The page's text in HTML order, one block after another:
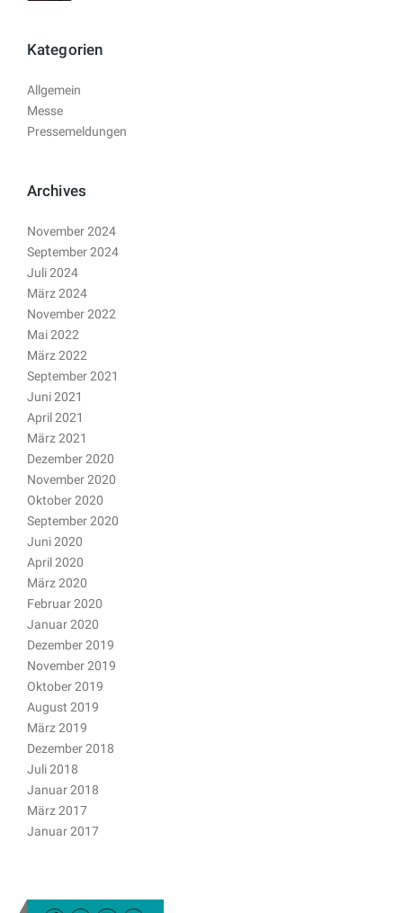
Kategorien
Allgemein
Messe
Pressemeldungen
Archives
November 2024
September 2024
Juli 2024
März 2024
November 2022
Mai 2022
März 2022
September 2021
Juni 2021
April 2021
März 2021
Dezember 2020
November 2020
Oktober 2020
September 2020
Juni 2020
April 2020
März 2020
Februar 2020
Januar 2020
Dezember 2019
November 2019
Oktober 2019
August 2019
März 2019
Dezember 2018
Juli 2018
Januar 2018
März 2017
Januar 2017